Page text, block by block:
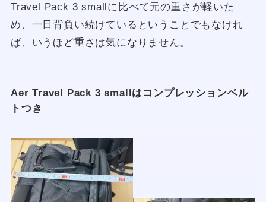
Travel Pack 3 smallに比べて元の重さが軽いた
め、一日背負い続けているということでもなけれ
ば、いうほど重さは気になりません。
Aer Travel Pack 3 smallはコンプレッションベル
トつき